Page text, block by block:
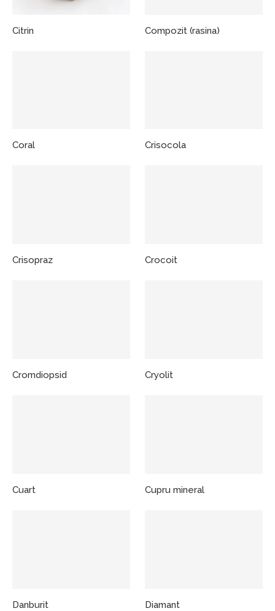
Citrin Compozit (rasina)
Coral Crisocola
Crisopraz Crocoit
Cromdiopsid Cryolit
Cuart Cupru mineral
Danburit Diamant